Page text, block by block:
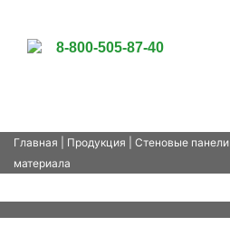
8-800-505-87-40
Главная Продукция Стеновые панели
материала